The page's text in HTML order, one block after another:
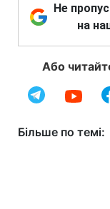
Не
на
Або
Більше по темі: